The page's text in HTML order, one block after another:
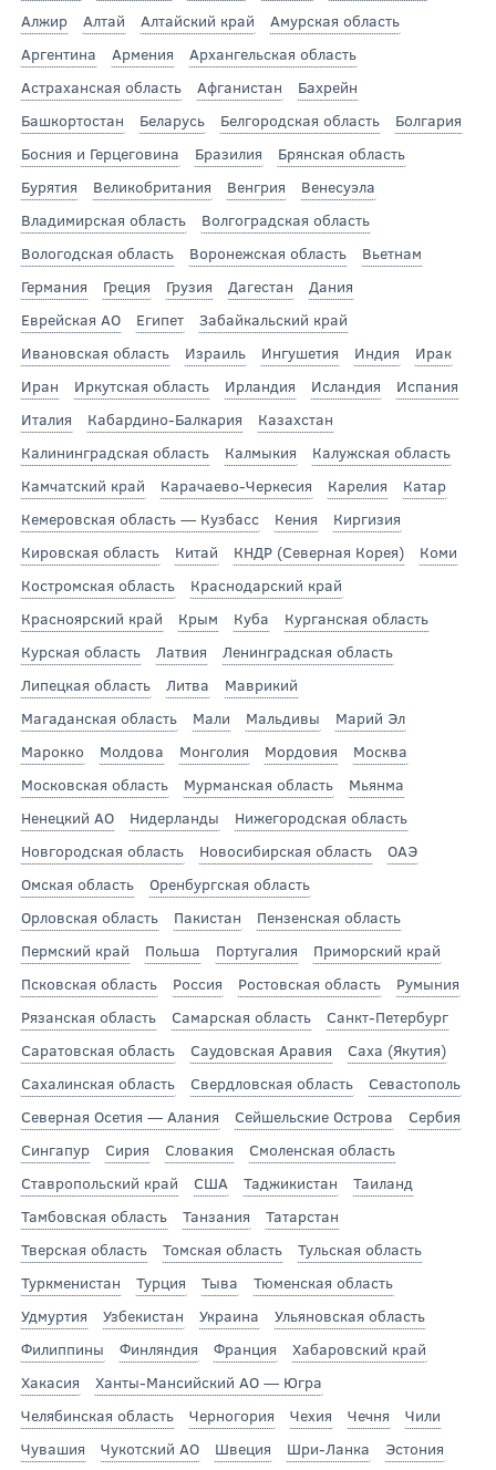
Алжир
Алтай Алтайский край
Амурская область
Аргентина
Армения
Архангельская область
Астраханская область
Афганистан
Бахрейн
Башкортостан
Беларусь Белгородская область
Болгария
Босния и Герцеговина
Бразилия
Брянская область
Бурятия
Великобритания Венгрия
Венесуэла
Владимирская область
Волгоградская область
Вологодская область
Воронежская область
Вьетнам
Германия
Греция Грузия Дагестан
Дания
Еврейская АО
Египет
Забайкальский край
Ивановская область
Израиль Ингушетия Индия
Ирак
Иран
Иркутская область Ирландия Исландия
Испания
Италия
Кабардино-Балкария
Казахстан
Калининградская область
Калмыкия
Калужская область
Камчатский край
Карачаево-Черкесия Карелия
Катар
Кемеровская область — Кузбасс
Кения
Киргизия
Кировская область
Китай КНДР (Северная Корея)
Коми
Костромская область
Краснодарский край
Красноярский край
Крым Куба
Курганская область
Курская область
Латвия
Ленинградская область
Липецкая область
Литва
Маврикий
Магаданская область
Мали Мальдивы
Марий Эл
Марокко
Молдова Монголия Мордовия
Москва
Московская область
Мурманская область
Мьянма
Ненецкий АО
Нидерланды
Нижегородская область
Новгородская область
Новосибирская область
ОАЭ
Омская область
Оренбургская область
Орловская область
Пакистан
Пензенская область
Пермский край
Польша Португалия
Приморский край
Псковская область
Россия Ростовская область
Румыния
Рязанская область
Самарская область
Санкт-Петербург
Саратовская область
Саудовская Аравия
Саха (Якутия)
Сахалинская область
Свердловская область
Севастополь
Северная Осетия — Алания
Сейшельские Острова
Сербия
Сингапур
Сирия Словакия
Смоленская область
Ставропольский край
США Таджикистан
Таиланд
Тамбовская область
Танзания
Татарстан
Тверская область
Томская область
Тульская область
Туркменистан
Турция Тыва
Тюменская область
Удмуртия
Узбекистан Украина
Ульяновская область
Филиппины
Финляндия Франция
Хабаровский край
Хакасия
Ханты-Мансийский АО — Югра
Челябинская область
Черногория Чехия Чечня
Чили
Чувашия
Чукотский АО Швеция Шри-Ланка
Эстония